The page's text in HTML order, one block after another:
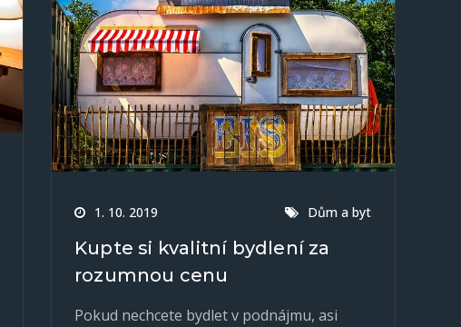
1. 10. 2019 Dům a byt
Kupte si kvalitní bydlení za
rozumnou cenu
Pokud nechcete bydlet v podnájmu, asi